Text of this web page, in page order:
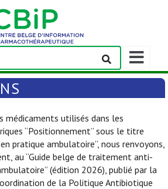
Afficher/
la
barre
navigation
médicaments utilisés dans les
“Positionnement” sous le titre
pratique ambulatoire”, nous renvoyons,
au “Guide belge de traitement anti-
(édition 2026), publié par la
de la Politique Antibiotique